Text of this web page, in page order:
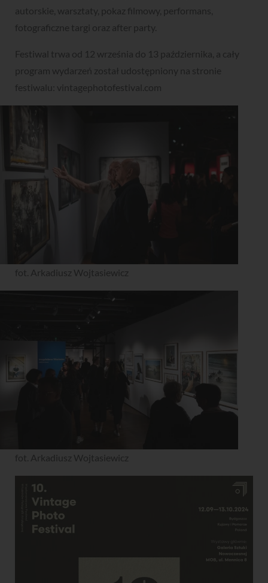
autorskie, warsztaty, pokaz filmowy, performans,
fotograficzne targi oraz after party.
Festiwal trwa od 12 września do 13 października, a cały
program wydarzeń został udostępniony na stronie
festiwalu: vintagephotofestival.com
fot. Arkadiusz Wojtasiewicz
fot. Arkadiusz Wojtasiewicz